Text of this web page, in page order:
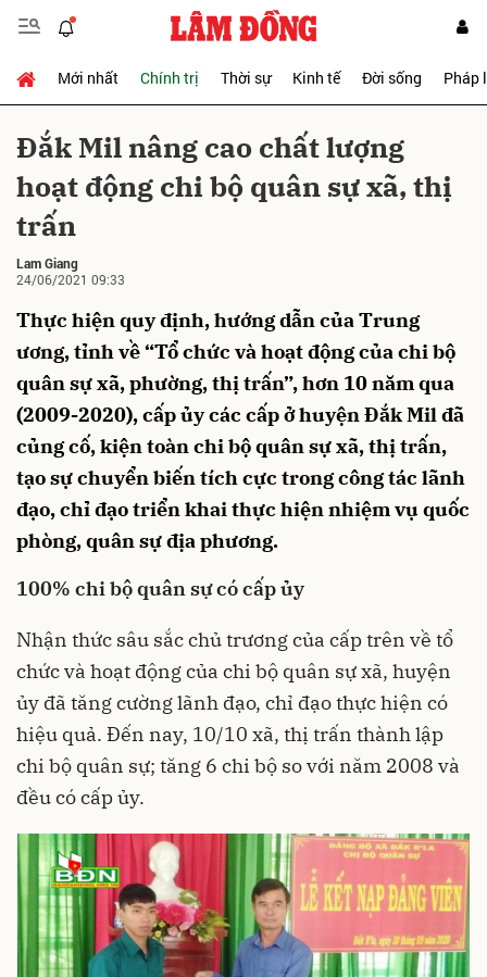
Mới nhất Chính trị Thời sự Kinh tế Đời sống Pháp
Đắk Mil nâng cao chất lượng
hoạt động chi bộ quân sự xã, thị
trấn
Lam Giang
24/06/2021 09:33
Thực hiện quy định, hướng dẫn của Trung
ương, tỉnh về “Tổ chức và hoạt động của chi bộ
quân sự xã, phường, thị trấn”, hơn 10 năm qua
(2009-2020), cấp ủy các cấp ở huyện Đắk Mil đã
củng cố, kiện toàn chi bộ quân sự xã, thị trấn,
tạo sự chuyển biến tích cực trong công tác lãnh
đạo, chỉ đạo triển khai thực hiện nhiệm vụ quốc
phòng, quân sự địa phương.
100% chi bộ quân sự có cấp ủy
Nhận thức sâu sắc chủ trương của cấp trên về tổ
chức và hoạt động của chi bộ quân sự xã, huyện
ủy đã tăng cường lãnh đạo, chỉ đạo thực hiện có
hiệu quả. Đến nay, 10/10 xã, thị trấn thành lập
chi bộ quân sự; tăng 6 chi bộ so với năm 2008 và
đều có cấp ủy.
Gửi bình luận
Hủy